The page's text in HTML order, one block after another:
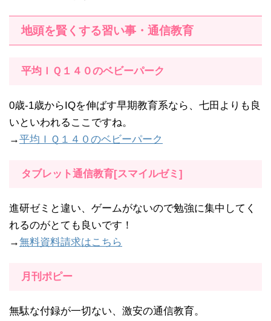
地頭を賢くする習い事・通信教育
平均ＩＱ１４０のベビーパーク
0歳-1歳からIQを伸ばす早期教育系なら、七田よりも良
いといわれるここですね。
→平均ＩＱ１４０のベビーパーク
タブレット通信教育[スマイルゼミ]
進研ゼミと違い、ゲームがないので勉強に集中してく
れるのがとても良いです！
→無料資料請求はこちら
月刊ポピー
無駄な付録が一切ない、激安の通信教育。